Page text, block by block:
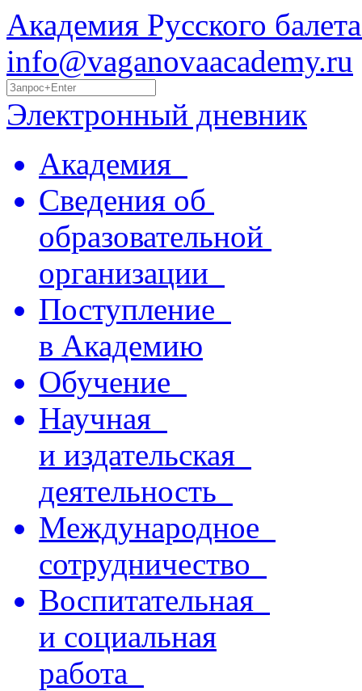
Академия Русского
info@vaganovaacademy.ru
Электронный дневник
Академия
Сведения об
образовательной
организации
Поступление
в Академию
Обучение
Научная
и издательская
деятельность
Международное
сотрудничество
Воспитательная
и социальная
работа